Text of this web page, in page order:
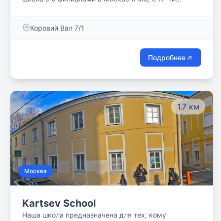
соответствиии с британской государственной
Foundation Stage с 2 до 5 лет и English National
Primary Curriculum - с 5 до 11 лет. Важно отметить,
инструментом обучения и познания. На русском
языке программа представлена подготовкой к
школе и программой начальной школы согласно
ФГОС РФ. Программа позволяет в любом возрасте
легко адаптировать ребенка к дальнейшему
обучению - как в международных, так и в
российский школах.
Коровий Вал 7/1
Подробнее
1.7 км
Москва
Kartsev School
Наша школа предназначена для тех, кому